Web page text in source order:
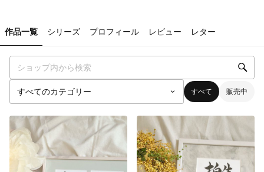
作品一覧 シリーズ プロフィール レビュー レター
すべて 販売中